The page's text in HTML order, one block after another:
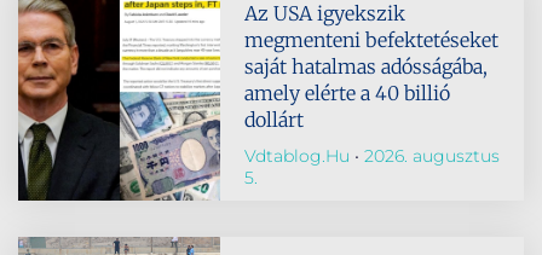
Az USA igyekszik
megmenteni befektetéseket
saját hatalmas adósságába,
amely elérte a 40 billió
dollárt
Vdtablog.hu
2026. augusztus
5.